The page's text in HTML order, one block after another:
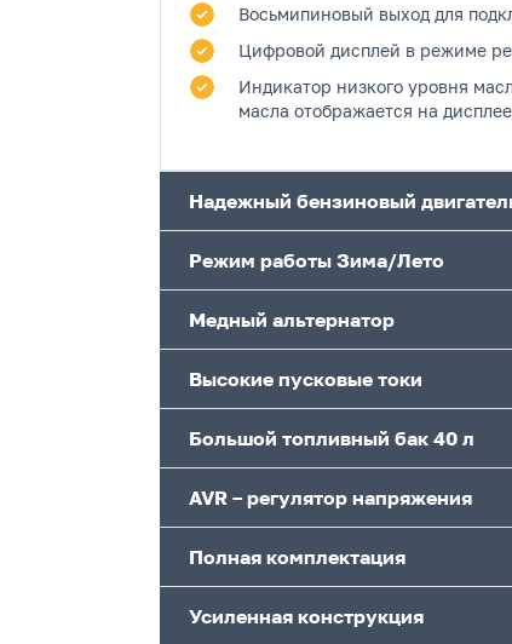
Восьмипиновый выход для
Цифровой дисплей в режиме
Индикатор низкого уровня
масла отображается на
Надежный бензиновый
Режим работы Зима/Лето
Медный альтернатор
Высокие пусковые токи
Большой топливный бак 40 л
AVR – регулятор напряжения
Полная комплектация
Усиленная конструкция